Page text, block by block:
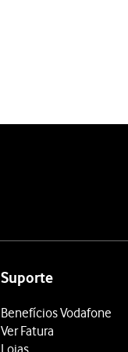
Suporte
Benefícios Vodafone
Ver Fatura
Lojas